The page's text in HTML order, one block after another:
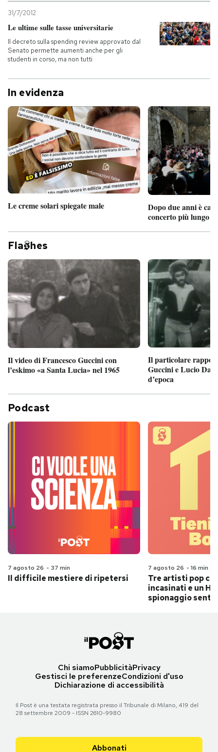
31/7/2012
Le ultime sulle tasse universitarie
Il decreto sulla spending review approvato dal
Senato permette aumenti anche per gli
studenti in corso, ma non tutti
In evidenza
Le creme solari spiegate male
Dopo due anni è
concerto più lungo
Fla hes
Il video di Francesco Guccini con
l’eskimo «a Santa Lucia» nel 1965
Il particolare
Guccini e Lucio
d’epoca
Podcast
7 agosto 26 - 37 min
Il difficile mestiere di ripetersi
7 agosto 26 - 16 min
Tre artisti pop
incasinati e un
spionaggio
Chi siamoPubblicitàPrivacy
Gestisci le preferenzeCondizioni d'uso
Dichiarazione di accessibilità
Il Post è una testata registrata presso il Tribunale di Milano, 419 del
28 settembre 2009 - ISSN 2610-9980
Abbonati